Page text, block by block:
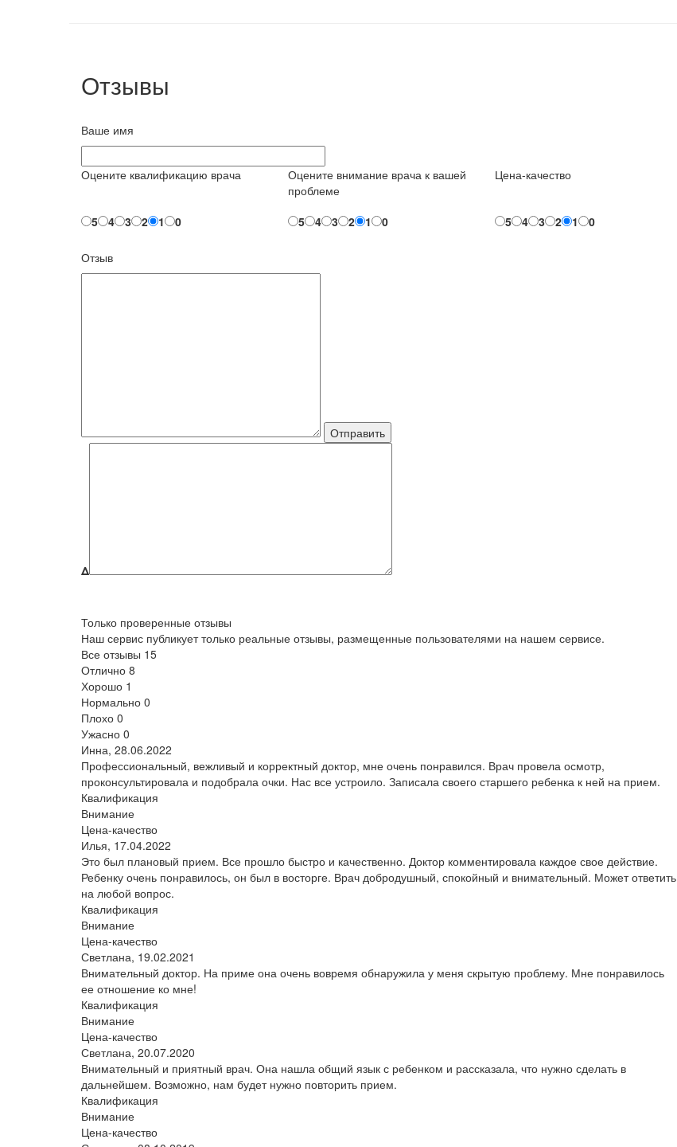
Отзывы
Ваше имя
Оцените квалификацию врача
5 4 3 2 1 0
Оцените внимание врача к вашей
проблеме
5
4 3 2 1 0
Цена-качество
5 4 3 2 1 0
Отзыв
Δ
Только проверенные отзывы
Наш сервис публикует только реальные отзывы, размещенные пользователями на нашем сервисе.
Все отзывы 15
Отлично 8
Хорошо 1
Нормально 0
Плохо 0
Ужасно 0
Инна, 28.06.2022
Профессиональный, вежливый и корректный доктор, мне очень понравился. Врач провела осмотр,
проконсультировала и подобрала очки. Нас все устроило. Записала своего старшего ребенка к ней на прием.
Квалификация
Внимание
Цена-качество
Илья, 17.04.2022
Это был плановый прием. Все прошло быстро и качественно. Доктор комментировала каждое свое действие.
Ребенку очень понравилось, он был в восторге. Врач добродушный, спокойный и внимательный. Может ответить
на любой вопрос.
Квалификация
Внимание
Цена-качество
Светлана, 19.02.2021
Внимательный доктор. На приме она очень вовремя обнаружила у меня скрытую проблему. Мне понравилось
ее отношение ко мне!
Квалификация
Внимание
Цена-качество
Светлана, 20.07.2020
Внимательный и приятный врач. Она нашла общий язык с ребенком и рассказала, что нужно сделать в
дальнейшем. Возможно, нам будет нужно повторить прием.
Квалификация
Внимание
Цена-качество